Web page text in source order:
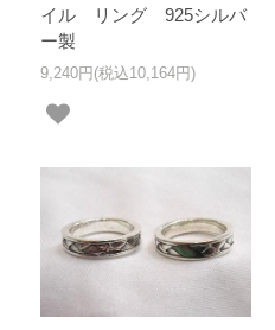
イル リング 925シルバ
ー製
9,240円(税込10,164円)